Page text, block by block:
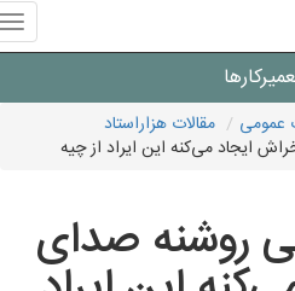
لوازم
مقالات هزاراستاد
ایجاد می‌کنه این ایراد از چیه
روشنه صدای